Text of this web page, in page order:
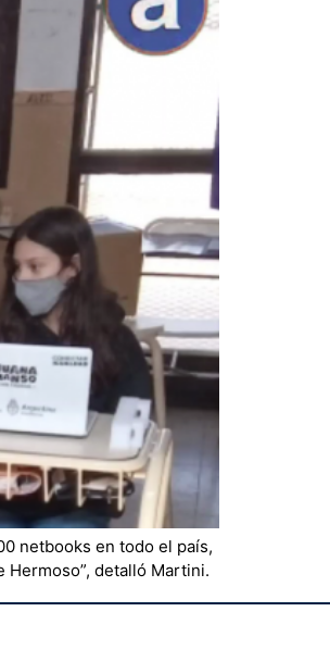
netbooks en todo el país,
Hermoso”, detalló Martini.